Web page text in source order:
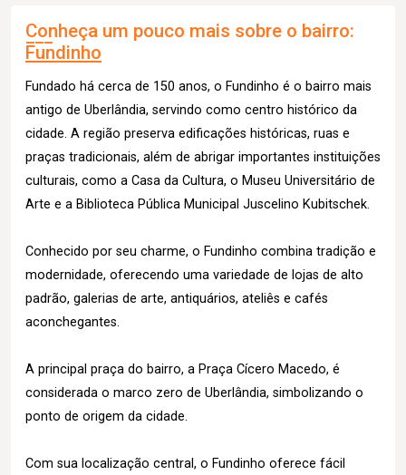
Conheça um pouco mais sobre o bairro:
Fundinho
Fundado há cerca de 150 anos, o Fundinho é o bairro mais
antigo de Uberlândia, servindo como centro histórico da
cidade. A região preserva edificações históricas, ruas e
praças tradicionais, além de abrigar importantes instituições
culturais, como a Casa da Cultura, o Museu Universitário de
Arte e a Biblioteca Pública Municipal Juscelino Kubitschek.
Conhecido por seu charme, o Fundinho combina tradição e
modernidade, oferecendo uma variedade de lojas de alto
padrão, galerias de arte, antiquários, ateliês e cafés
aconchegantes.
A principal praça do bairro, a Praça Cícero Macedo, é
considerada o marco zero de Uberlândia, simbolizando o
ponto de origem da cidade.
Com sua localização central, o Fundinho oferece fácil